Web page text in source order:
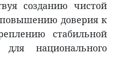
созданию чистой
доверия к
стабильной
национального